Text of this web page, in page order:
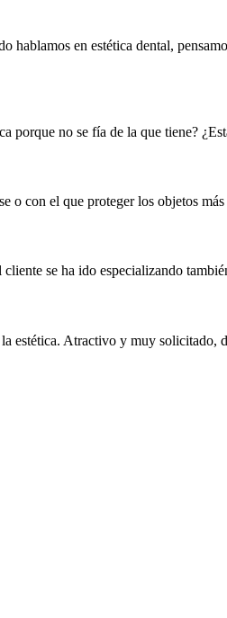
hablamos en estética dental,
porque no se fía de la que tiene?
con el que proteger los objetos
se ha ido especializando
estética. Atractivo y muy solicitado,